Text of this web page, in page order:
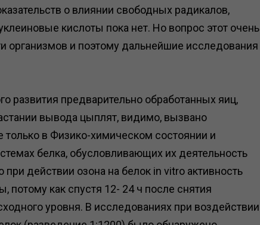
о влиянии свободных радикалов,
кислоты пока нет. Но вопрос этот очень
организмов и поэтому дальнейшие исследования
развития предварительно обработанных яиц,
вывода цыплят, видимо, вызвано
в Физико-химическом состоянии и
белка, обусловливающих их деятельность
действии озона на белок in vitro активность
потому как спустя 12- 24 ч после снятия
уровня. В исследованиях при воздействии